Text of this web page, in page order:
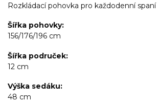
Rozkládací pohovka pro každodenní spaní
Šířka pohovky
156/176/196 cm
Šířka područek
12 cm
Výška sedáku
48 cm